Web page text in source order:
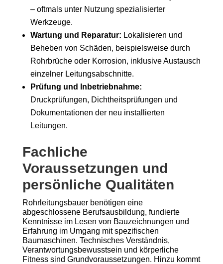
– oftmals unter Nutzung spezialisierter
Werkzeuge.
Wartung und Reparatur: Lokalisieren und
Beheben von Schäden, beispielsweise durch
Rohrbrüche oder Korrosion, inklusive Austausch
einzelner Leitungsabschnitte.
Prüfung und Inbetriebnahme:
Druckprüfungen, Dichtheitsprüfungen und
Dokumentationen der neu installierten
Leitungen.
Fachliche
Voraussetzungen und
persönliche Qualitäten
Rohrleitungsbauer benötigen eine
abgeschlossene Berufsausbildung, fundierte
Kenntnisse im Lesen von Bauzeichnungen und
Erfahrung im Umgang mit spezifischen
Baumaschinen. Technisches Verständnis,
Verantwortungsbewusstsein und körperliche
Fitness sind Grundvoraussetzungen. Hinzu kommt